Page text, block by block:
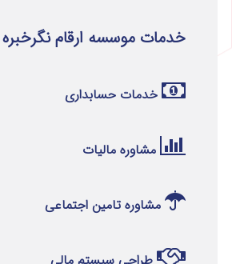
خدمات موسسه ارقام نگرخبره
خدمات حسابداری
مشاوره مالیات
مشاوره تامین اجتماعی